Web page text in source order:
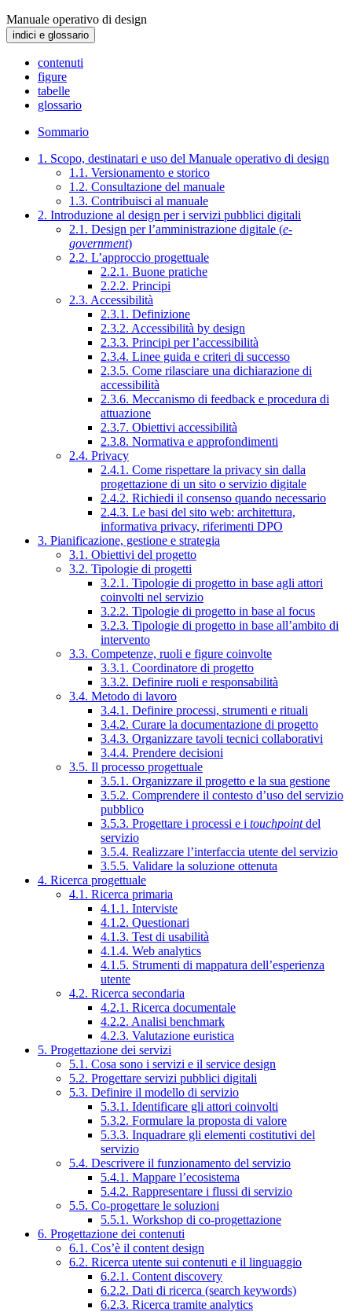
Manuale operativo di design
indici e glossario
contenuti
figure
tabelle
glossario
Sommario
1. Scopo, destinatari e uso del Manuale operativo di design
1.1. Versionamento e storico
1.2. Consultazione del manuale
1.3. Contribuisci al manuale
2. Introduzione al design per i servizi pubblici digitali
2.1. Design per l’amministrazione digitale (e-
government)
2.2. L’approccio progettuale
2.2.1. Buone pratiche
2.2.2. Principi
2.3. Accessibilità
2.3.1. Definizione
2.3.2. Accessibilità by design
2.3.3. Principi per l’accessibilità
2.3.4. Linee guida e criteri di successo
2.3.5. Come rilasciare una dichiarazione di
accessibilità
2.3.6. Meccanismo di feedback e procedura di
attuazione
2.3.7. Obiettivi accessibilità
2.3.8. Normativa e approfondimenti
2.4. Privacy
2.4.1. Come rispettare la privacy sin dalla
progettazione di un sito o servizio digitale
2.4.2. Richiedi il consenso quando necessario
2.4.3. Le basi del sito web: architettura,
informativa privacy, riferimenti DPO
3. Pianificazione, gestione e strategia
3.1. Obiettivi del progetto
3.2. Tipologie di progetti
3.2.1. Tipologie di progetto in base agli attori
coinvolti nel servizio
3.2.2. Tipologie di progetto in base al focus
3.2.3. Tipologie di progetto in base all’ambito di
intervento
3.3. Competenze, ruoli e figure coinvolte
3.3.1. Coordinatore di progetto
3.3.2. Definire ruoli e responsabilità
3.4. Metodo di lavoro
3.4.1. Definire processi, strumenti e rituali
3.4.2. Curare la documentazione di progetto
3.4.3. Organizzare tavoli tecnici collaborativi
3.4.4. Prendere decisioni
3.5. Il processo progettuale
3.5.1. Organizzare il progetto e la sua gestione
3.5.2. Comprendere il contesto d’uso del servizio
pubblico
3.5.3. Progettare i processi e i touchpointdel
servizio
3.5.4. Realizzare l’interfaccia utente del servizio
3.5.5. Validare la soluzione ottenuta
4. Ricerca progettuale
4.1. Ricerca primaria
4.1.1. Interviste
4.1.2. Questionari
4.1.3. Test di usabilità
4.1.4. Web analytics
4.1.5. Strumenti di mappatura dell’esperienza
utente
4.2. Ricerca secondaria
4.2.1. Ricerca documentale
4.2.2. Analisi benchmark
4.2.3. Valutazione euristica
5. Progettazione dei servizi
5.1. Cosa sono i servizi e il service design
5.2. Progettare servizi pubblici digitali
5.3. Definire il modello di servizio
5.3.1. Identificare gli attori coinvolti
5.3.2. Formulare la proposta di valore
5.3.3. Inquadrare gli elementi costitutivi del
servizio
5.4. Descrivere il funzionamento del servizio
5.4.1. Mappare l’ecosistema
5.4.2. Rappresentare i flussi di servizio
5.5. Co-progettare le soluzioni
5.5.1. Workshop di co-progettazione
6. Progettazione dei contenuti
6.1. Cos’è il content design
6.2. Ricerca utente sui contenuti e il linguaggio
6.2.1. Content discovery
6.2.2. Dati di ricerca (search keywords)
6.2.3. Ricerca tramite analytics